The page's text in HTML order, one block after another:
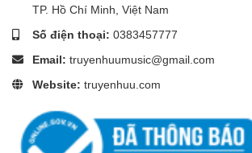
Tuổi thọ cao, tiết kiệm điện năng
cho phép đèn hoạt động liên tục trong thời gian
thay thế bóng đèn, giúp tiết kiệm chi phí. Công
còn giúp đèn tiêu thụ ít điện năng, chỉ khoảng
hệ thống điện và chi phí vận hành.
TP. Hồ Chí Minh, Việt Nam
Số điện thoại: 0383457777
Email: truyenhuumusic@gmail.com
Website: truyenhuu.com